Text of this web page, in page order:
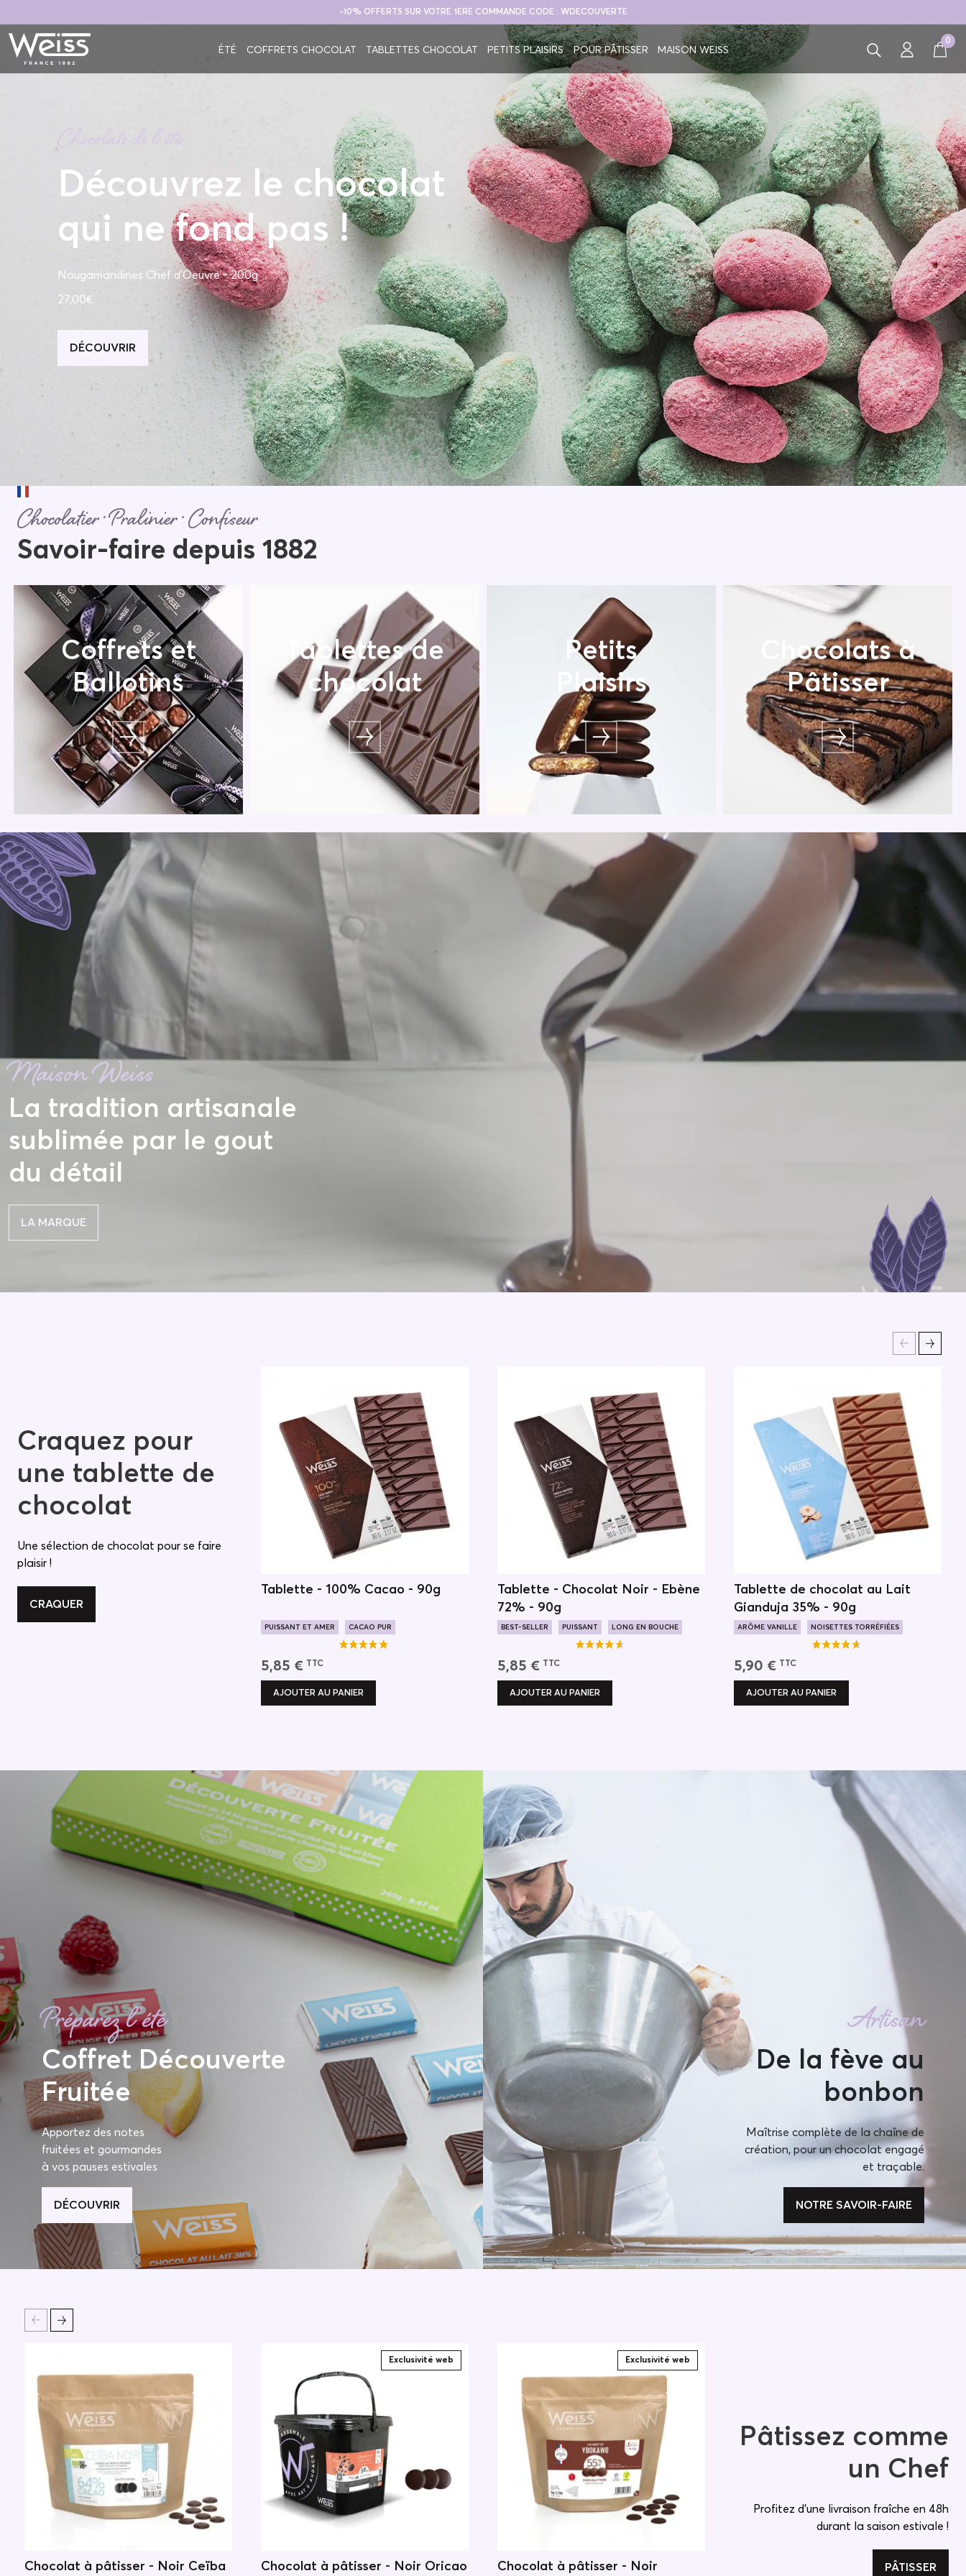
-10% OFFERTS SUR VOTRE 1ERE COMMANDE CODE : WDECOUVERTE
ÉTÉ COFFRETS CHOCOLAT TABLETTES CHOCOLAT PETITS PLAISIRS POUR PÂTISSER MAISON WEISS
0
Découvrez le chocolat
qui ne fond pas !
Nougamandines Chef d'Oeuvre - 200g
27,00€
DÉCOUVRIR
Chocolatier · Pralinier · Confiseur
Savoir-faire depuis 1882
Coffrets et
Ballotins
Dégustez les saveurs
artisanales du chocolat
renfermées dans de somptueux
coffrets et ballotins
Tablettes de
chocolat
Découvrez des tablettes de
chocolat exquises aux multiples
saveurs pour une dégustation
unique !
Petits
Plaisirs
Transformez chaque pause en
moment gourmand avec une
sélection de petits plaisirs
chocolatés.
Chocolats à
Pâtisser
Découvrez une sélection de
couvertures et pralinés pour
pâtisser comme un Chef !
Maison Weiss
La tradition artisanale
sublimée par le gout
du détail
LA MARQUE
Craquez pour
une tablette de
chocolat
Une sélection de chocolat pour se faire
plaisir !
CRAQUER
Tablette - 100% Cacao - 90g
PUISSANT ET AMER CACAO PUR
5,85 € TTC
AJOUTER AU PANIER
Tablette - Chocolat Noir - Ebène
72% - 90g
BEST-SELLER PUISSANT LONG EN BOUCHE
5,85 € TTC
AJOUTER AU PANIER
Tablette de chocolat au Lait
Gianduja 35% - 90g
ARÔME VANILLE NOISETTES TORRÉFIÉES
5,90 € TTC
AJOUTER AU PANIER
Préparez l'été
Coffret Découverte
Fruitée
Apportez des notes
fruitées et gourmandes
à vos pauses estivales
DÉCOUVRIR
Artisan
De la fève au
bonbon
Maîtrise complète de la chaîne de
création, pour un chocolat engagé
et traçable.
NOTRE SAVOIR-FAIRE
Pâtissez comme
un Chef
Profitez d'une livraison fraîche en 48h
durant la saison estivale !
PÂTISSER
Chocolat à pâtisser - Noir Ceïba
Exclusivité web
Chocolat à pâtisser - Noir Oricao
Exclusivité web
Chocolat à pâtisser - Noir Chocolat à pâtisser lait 36% -